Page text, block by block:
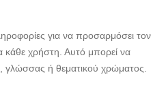
για να προσαρμόσει τον
κάθε χρήστη. Αυτό μπορεί να
γλώσσας ή θεματικού χρώματος.